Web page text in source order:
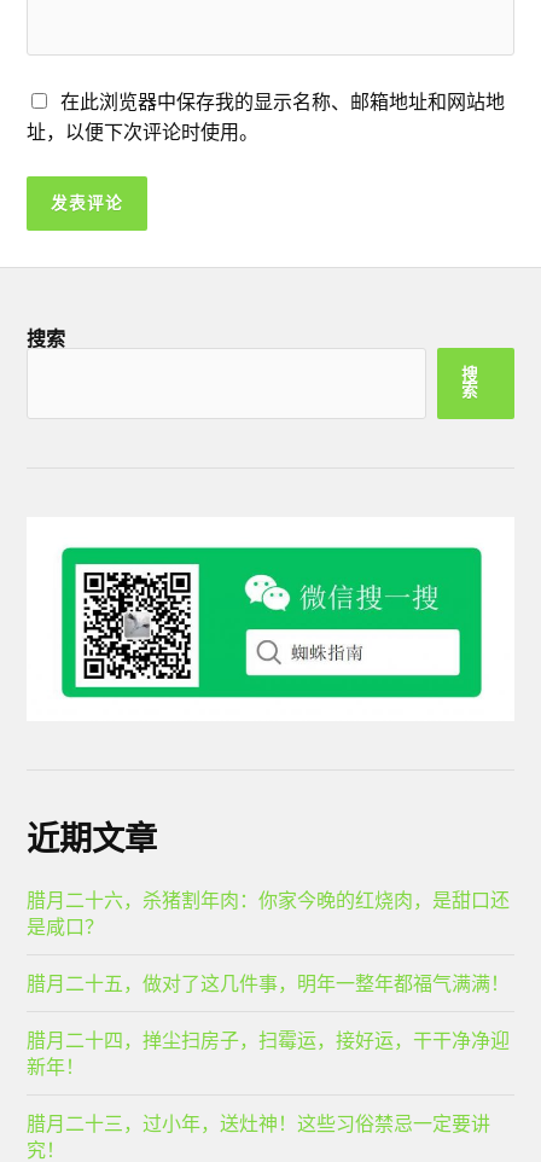
在此浏览器中保存我的显示名称、邮箱地址和网站地
址，以便下次评论时使用。
搜索
搜
索
近期文章
腊月二十六，杀猪割年肉：你家今晚的红烧肉，是甜口还
是咸口？
腊月二十五，做对了这几件事，明年一整年都福气满满！
腊月二十四，掸尘扫房子，扫霉运，接好运，干干净净迎
新年！
腊月二十三，过小年，送灶神！这些习俗禁忌一定要讲
究！